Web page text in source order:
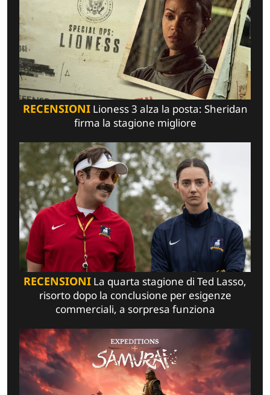
RECENSIONILioness 3 alza la posta: Sheridan
firma la stagione migliore
RECENSIONI La quarta stagione di Ted Lasso,
risorto dopo la conclusione per esigenze
commerciali, a sorpresa funziona